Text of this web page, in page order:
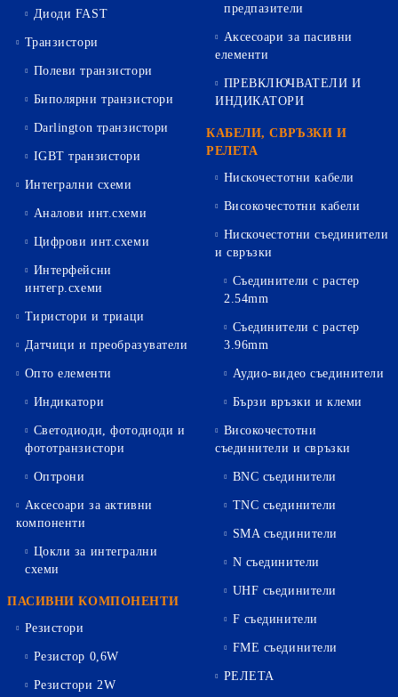
Диоди FAST
Транзистори
Полеви транзистори
Биполярни транзистори
Darlington транзистори
IGBT транзистори
Интегрални схеми
Аналови инт.схеми
Цифрови инт.схеми
Интерфейсни
интегр.схеми
Тиристори и триаци
Датчици и преобразуватели
Опто елементи
Индикатори
Светодиоди, фотодиоди и
фототранзистори
Оптрони
Аксесоари за активни
компоненти
Цокли за интегрални
схеми
ПАСИВНИ КОМПОНЕНТИ
Резистори
Резистор 0,6W
Резистори 2W
предпазители
Аксесоари за пасивни
елементи
ПРЕВКЛЮЧВАТЕЛИ И
ИНДИКАТОРИ
КАБЕЛИ, СВРЪЗКИ И
РЕЛЕТА
Нискочестотни кабели
Високочестотни кабели
Нискочестотни съединители
и свръзки
Съединители с растер
2.54mm
Съединители с растер
3.96mm
Аудио-видео съединители
Бързи връзки и клеми
Високочестотни
съединители и свръзки
BNC съединители
TNC съединители
SMA съединители
N съединители
UHF съединители
F съединители
FME съединители
РЕЛЕТА